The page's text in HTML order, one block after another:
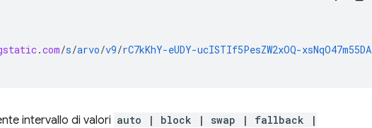
.com/s/arvo/v9/rC7kKhY-eUDY-ucISTIf5PesZW2xOQ-xsNqO47m55DA
intervallo di valori auto | block | swap | fallback |